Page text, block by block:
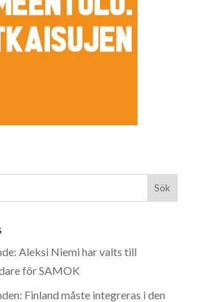
Aleksi Niemi har valts till
för SAMOK
Finland måste integreras i den